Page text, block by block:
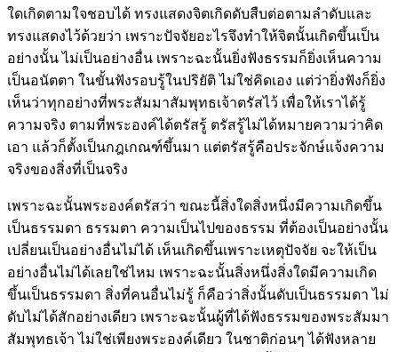
ใดเกิดตามใจชอบได้ ทรงแสดงจิตเกิดดับสืบต่อตามลำดับและ
ทรงแสดงไว้ด้วยว่า เพราะปัจจัยอะไรจึงทำให้จิตนั้นเกิดขึ้นเป็น
อย่างนั้น ไม่เป็นอย่างอื่น เพราะฉะนั้นยิ่งฟังธรรมก็ยิ่งเห็นความ
เป็นอนัตตา ในขั้นฟังรอบรู้ในปริยัติ ไม่ใช่คิดเอง แต่ว่ายิ่งฟังก็ยิ่ง
เห็นว่าทุกอย่างที่พระสัมมาสัมพุทธเจ้าตรัสไว้ เพื่อให้เราได้รู้
ความจริง ตามที่พระองค์ได้ตรัสรู้ ตรัสรู้ไม่ได้หมายความว่าคิด
เอา แล้วก็ตั้งเป็นกฎเกณฑ์ขึ้นมา แต่ตรัสรู้คือประจักษ์แจ้งความ
จริงของสิ่งที่เป็นจริง
เพราะฉะนั้นพระองค์ตรัสว่า ขณะนี้สิ่งใดสิ่งหนึ่งมีความเกิดขึ้น
เป็นธรรมดา ธรรมตา ความเป็นไปของธรรม ที่ต้องเป็นอย่างนั้น
เปลี่ยนเป็นอย่างอื่นไม่ได้ เห็นเกิดขึ้นเพราะเหตุปัจจัย จะให้เป็น
อย่างอื่นไม่ได้เลยใช่ไหม เพราะฉะนั้นสิ่งหนึ่งสิ่งใดมีความเกิด
ขึ้นเป็นธรรมดา สิ่งที่คนอื่นไม่รู้ ก็คือว่าสิ่งนั้นดับเป็นธรรมดา ไม่
ดับไม่ได้สักอย่างเดียว เพราะฉะนั้นผู้ที่ได้ฟังธรรมของพระสัมมา
สัมพุทธเจ้า ไม่ใช่เพียงพระองค์เดียว ในชาติก่อนๆ ได้ฟังหลาย